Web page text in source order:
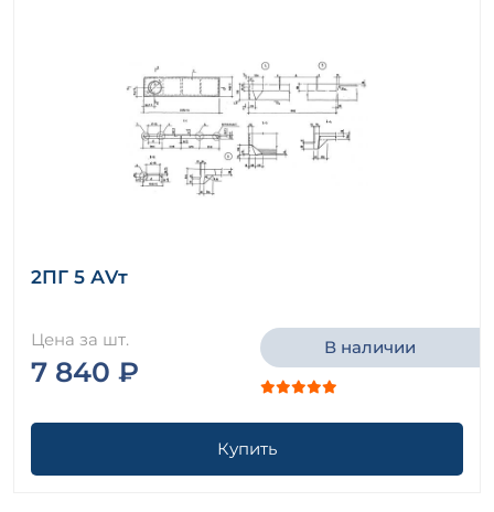
2ПГ 5 АVт
Цена за шт.
7 840 ₽
В наличии
Купить